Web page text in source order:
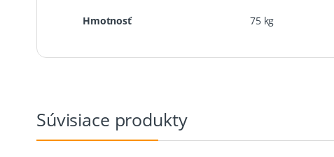
Hmotnosť 75 kg
Súvisiace produkty